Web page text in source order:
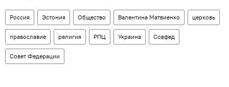
Россия Эстония Общество Валентина Матвиенко церковь
православие религия РПЦ Украина Совфед
Совет Федерации